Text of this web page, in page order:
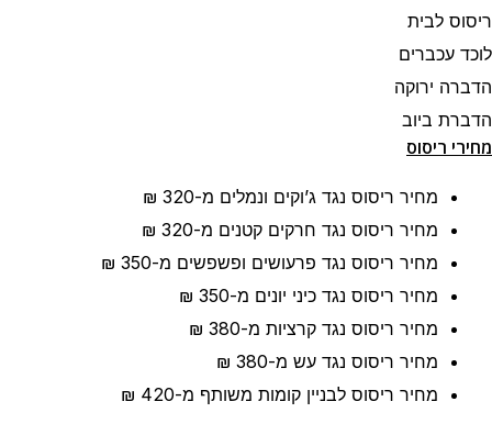
ריסוס לבית
לוכד עכברים
הדברה ירוקה
הדברת ביוב
מחירי ריסוס
מחיר ריסוס נגד ג’וקים ונמלים מ-320 ₪
מחיר ריסוס נגד חרקים קטנים מ-320 ₪
מחיר ריסוס נגד פרעושים ופשפשים מ-350 ₪
מחיר ריסוס נגד כיני יונים מ-350 ₪
מחיר ריסוס נגד קרציות מ-380 ₪
מחיר ריסוס נגד עש מ-380 ₪
מחיר ריסוס לבניין קומות משותף מ-420 ₪